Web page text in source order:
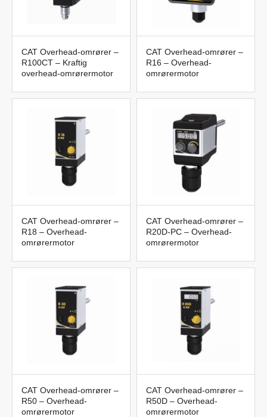
CAT Overhead-omrører –
R100CT – Kraftig
overhead-omrørermotor
CAT Overhead-omrører –
R16 – Overhead-
omrørermotor
CAT Overhead-omrører –
R18 – Overhead-
omrørermotor
CAT Overhead-omrører –
R20D-PC – Overhead-
omrørermotor
CAT Overhead-omrører –
R50 – Overhead-
omrørermotor
CAT Overhead-omrører –
R50D – Overhead-
omrørermotor